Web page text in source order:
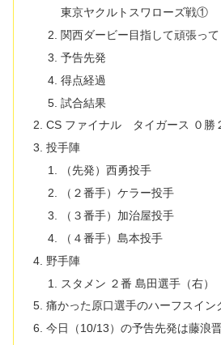
東京ヤクルトスワローズ戦①
関西ダービー目指して頑張って
予告先発
得点経過
試合結果
CS ファイナル タイガース ０勝
投手陣
（先発）西勇投手
（２番手）ケラー投手
（３番手）加治屋投手
（４番手）島本投手
野手陣
スタメン ２番 島田選手（右）
痛かった原口選手のハーフスイ
今日（10/13）の予告先発は藤浪